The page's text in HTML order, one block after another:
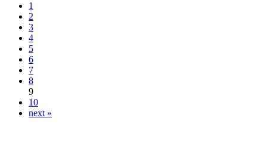
1
2
3
4
5
6
7
8
9
10
next »